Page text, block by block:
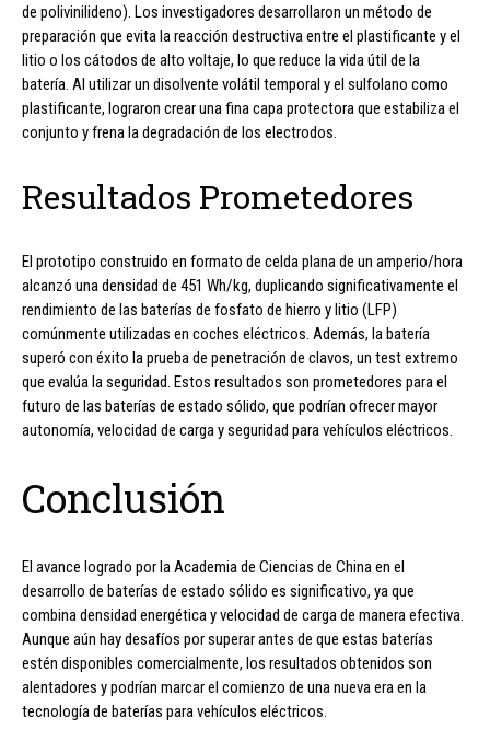
de polivinilideno). Los investigadores desarrollaron un método de
preparación que evita la reacción destructiva entre el plastificante y el
litio o los cátodos de alto voltaje, lo que reduce la vida útil de la
batería. Al utilizar un disolvente volátil temporal y el sulfolano como
plastificante, lograron crear una fina capa protectora que estabiliza el
conjunto y frena la degradación de los electrodos.
Resultados Prometedores
El prototipo construido en formato de celda plana de un amperio/hora
alcanzó una densidad de 451 Wh/kg, duplicando significativamente el
rendimiento de las baterías de fosfato de hierro y litio (LFP)
comúnmente utilizadas en coches eléctricos. Además, la batería
superó con éxito la prueba de penetración de clavos, un test extremo
que evalúa la seguridad. Estos resultados son prometedores para el
futuro de las baterías de estado sólido, que podrían ofrecer mayor
autonomía, velocidad de carga y seguridad para vehículos eléctricos.
Conclusión
El avance logrado por la Academia de Ciencias de China en el
desarrollo de baterías de estado sólido es significativo, ya que
combina densidad energética y velocidad de carga de manera efectiva.
Aunque aún hay desafíos por superar antes de que estas baterías
estén disponibles comercialmente, los resultados obtenidos son
alentadores y podrían marcar el comienzo de una nueva era en la
tecnología de baterías para vehículos eléctricos.